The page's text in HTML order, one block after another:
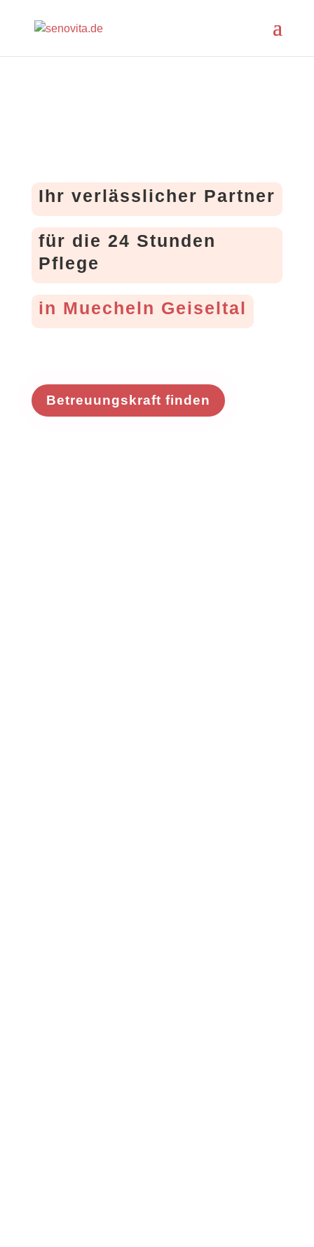
Ihr verlässlicher Partner
für die 24 Stunden
Pflege
in Muecheln Geiseltal
Betreuungskraft finden